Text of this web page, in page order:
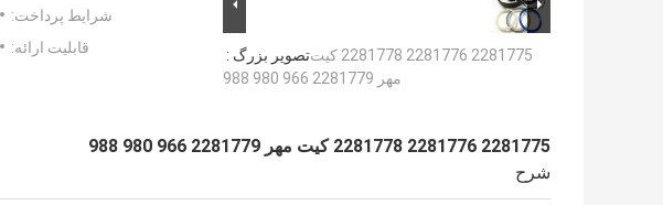
تصویر بزرگ :2281775 2281776 2281778 کیت
مهر 2281779 966 980 988
شرایط پرداخت:
قابلیت ارائه:
2281775 2281776 2281778 کیت مهر 2281779 966 980 988
شرح